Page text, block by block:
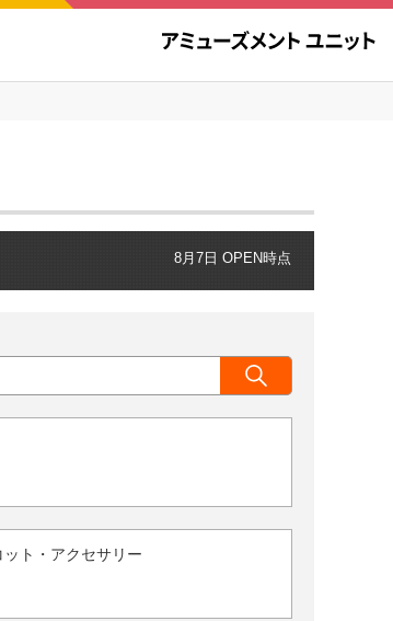
8月7日 OPEN時点
ト・アクセサリー